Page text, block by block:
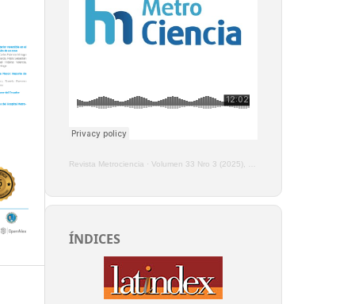
Revista Metrociencia · Volumen 33 Nro 3 (2025), Enero - Marzo
ÍNDICES